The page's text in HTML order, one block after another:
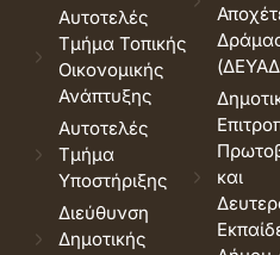
Αυτοτελές
Τμήμα Τοπικής
Οικονομικής
Ανάπτυξης
Αυτοτελές
Τμήμα
Υποστήριξης
Διεύθυνση
Δημοτικής
και